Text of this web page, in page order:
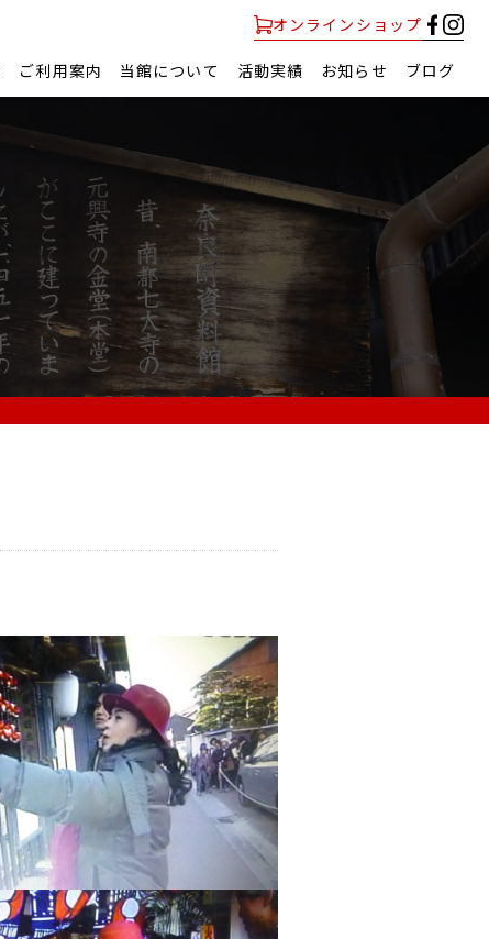
オンラインショップ
ご利用案内 当館について 活動実績 お知らせ ブログ